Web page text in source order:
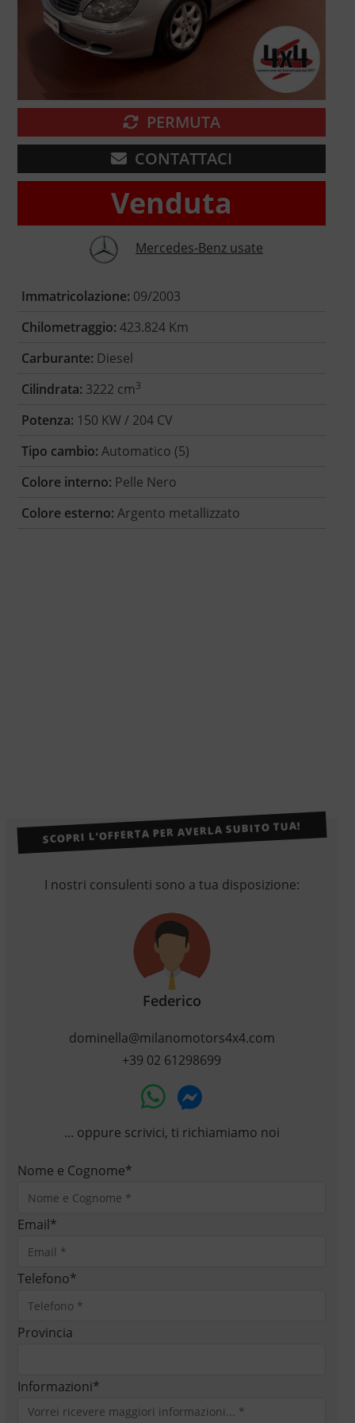
PERMUTA
CONTATTACI
Venduta
Mercedes-Benz usate
Immatricolazione: 09/2003
Chilometraggio: 423.824 Km
Carburante: Diesel
Cilindrata: 3222 cm3
Potenza: 150 KW / 204 CV
Tipo cambio: Automatico (5)
Colore interno: Pelle Nero
Colore esterno: Argento metallizzato
SCOPRI L’OFFERTA PER AVERLA SUBITO TUA!
I nostri consulenti sono a tua disposizione:
Federico
dominella@milanomotors4x4.com
+39 02 61298699
... oppure scrivici, ti richiamiamo noi
Nome e Cognome*
Email*
Telefono*
Provincia
Informazioni*